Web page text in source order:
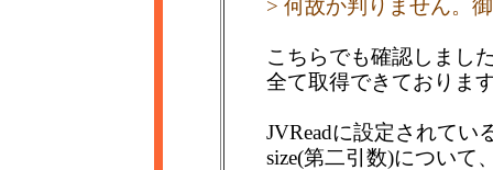
> 何故か判りません。
こちらでも確認しまし
全て取得できておりま
JVReadに設定されてい
size(第二引数)について